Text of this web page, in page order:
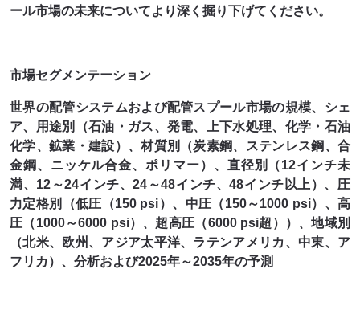
ール市場の未来についてより深く掘り下げてください。
市場セグメンテーション
世界の配管システムおよび配管スプール市場の規模、シェ
ア、用途別（石油・ガス、発電、上下水処理、化学・石油
化学、鉱業・建設）、材質別（炭素鋼、ステンレス鋼、合
金鋼、ニッケル合金、ポリマー）、直径別（12インチ未
満、12～24インチ、24～48インチ、48インチ以上）、圧
力定格別（低圧（150 psi）、中圧（150～1000 psi）、高
圧（1000～6000 psi）、超高圧（6000 psi超））、地域別
（北米、欧州、アジア太平洋、ラテンアメリカ、中東、ア
フリカ）、分析および2025年～2035年の予測